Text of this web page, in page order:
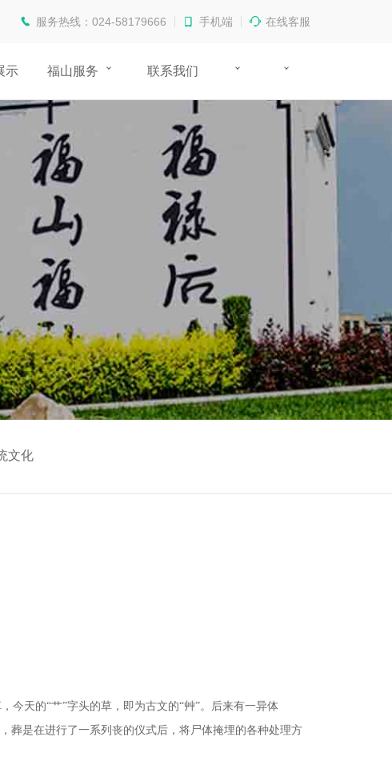
服务热线：024-58179666 手机端 在线客服
示 福山服务 联系我们
文化
今天的“艹”字头的草，即为古文的“艸”。后来有一异体
葬是在进行了一系列丧的仪式后，将尸体掩埋的各种处理方